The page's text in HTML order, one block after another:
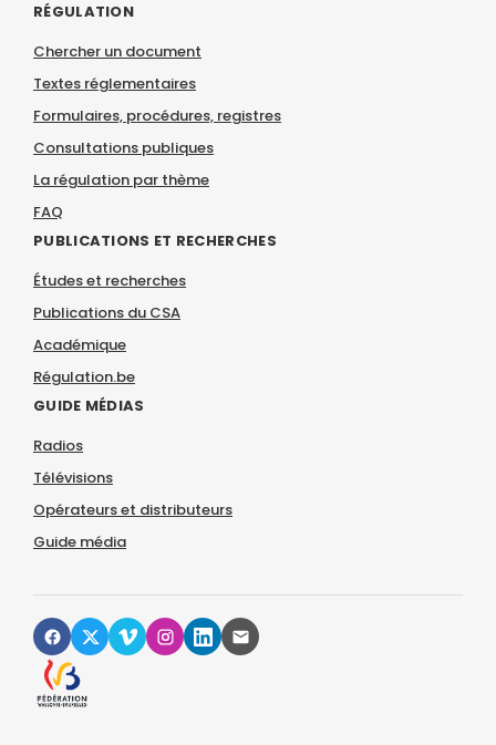
RÉGULATION
Chercher un document
Textes réglementaires
Formulaires, procédures, registres
Consultations publiques
La régulation par thème
FAQ
PUBLICATIONS ET RECHERCHES
Études et recherches
Publications du CSA
Académique
Régulation.be
GUIDE MÉDIAS
Radios
Télévisions
Opérateurs et distributeurs
Guide média